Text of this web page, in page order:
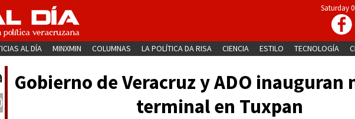
Saturday
AL DÍA MINXMIN COLUMNAS LA POLÍTICA DA RISA CIENCIA ESTILO TECNOLOGÍA
Gobierno de Veracruz y ADO inauguran
terminal en Tuxpan